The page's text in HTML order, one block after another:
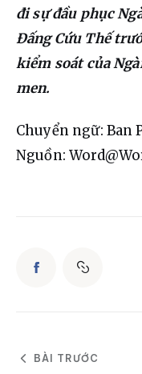
đi sự đầu phục
Đấng Cứu Thế
kiểm soát của
men.
Chuyển ngữ: Ban
Nguồn:
BÀI TRƯỚC